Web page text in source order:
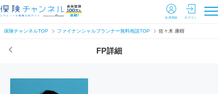
会員登録 ログイン
保険チャンネルTOP ファイナンシャルプランナー無料相談TOP 佐々木 康樹
FP詳細